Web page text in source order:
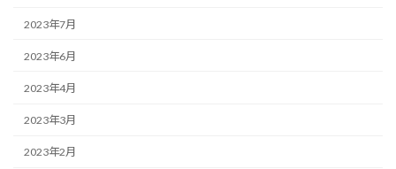
2023年7月
2023年6月
2023年4月
2023年3月
2023年2月